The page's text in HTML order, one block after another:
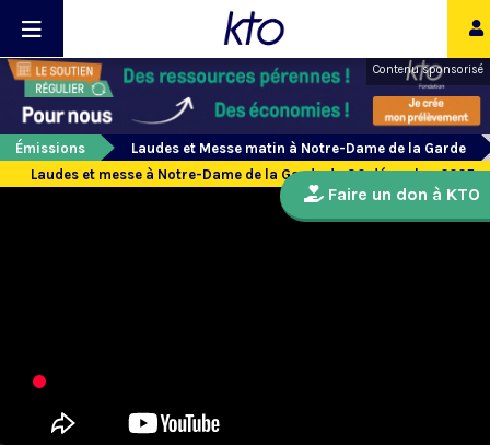
Contenu sponsorisé
Émissions
Laudes et Messe matin à Notre-Dame de la Garde
Laudes et messe à Notre-Dame de la Garde du 30 décembre 2025
Faire un don à KTO